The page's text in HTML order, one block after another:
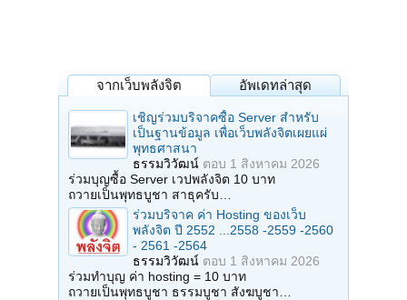
จากเว็บพลังจิต อัพเดทล่าสุด
เชิญร่วมบริจาคซื้อ Server สำหรับ
เป็นฐานข้อมูล เพื่อเว็บพลังจิตเผยแผ่
พุทธศาสนา
ธรรมวิวัฒน์ ตอบ 1 สิงหาคม 2026
ร่วมบุญซื้อ Server เวปพลังจิต 10 บาท
ถวายเป็นพุทธบูชา สาธุครับ…
ร่วมบริจาค ค่า Hosting ของเว็บ
พลังจิต ปี 2552 ...2558 -2559 -2560
- 2561 -2564
ธรรมวิวัฒน์ ตอบ 1 สิงหาคม 2026
ร่วมทำบุญ ค่า hosting = 10 บาท
ถวายเป็นพุทธบูชา ธรรมบูชา สังฆบูชา…